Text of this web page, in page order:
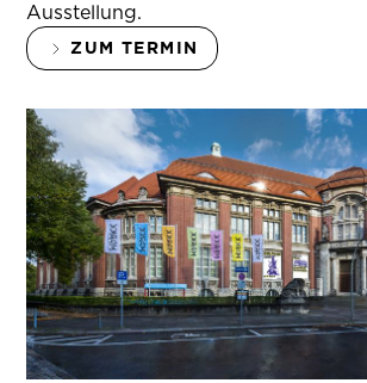
Ausstellung.
ZUM TERMIN